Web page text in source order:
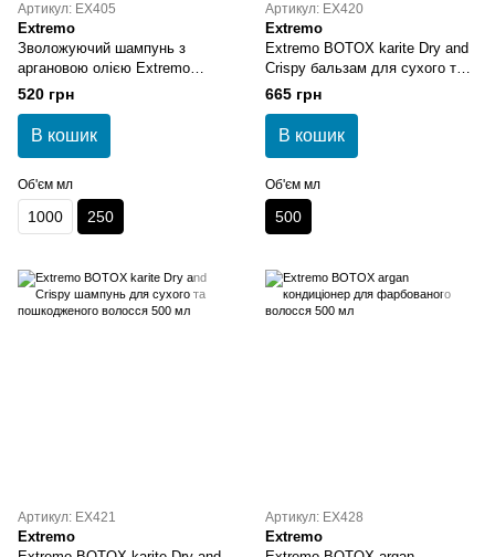
Артикул: EX405
Extremo
Зволожуючий шампунь з
аргановою олією Extremo
Argan Oil 250 мл
520 грн
В кошик
Об'єм мл
1000 250
Артикул: EX420
Extremo
Extremo BOTOX karite Dry and
Crispy бальзам для сухого та
пошкодженого волосся 500 мл
665 грн
В кошик
Об'єм мл
500
Артикул: EX421
Extremo
Артикул: EX428
Extremo